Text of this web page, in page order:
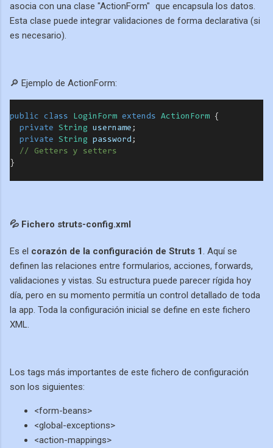
asocia con una clase "ActionForm" que encapsula los datos.
Esta clase puede integrar validaciones de forma declarativa (si
es necesario).
🔎 Ejemplo de ActionForm:
public class LoginForm extends ActionForm {
private
String username ;
private
String password ;
// Getters y setters
}
💦 Fichero struts-config.xml
Es el corazón de la configuración de Struts 1. Aquí se
definen las relaciones entre formularios, acciones, forwards,
validaciones y vistas. Su estructura puede parecer rígida hoy
día, pero en su momento permitía un control detallado de toda
la app. Toda la configuración inicial se define en este fichero
XML.
Los tags más importantes de este fichero de configuración
son los siguientes:
<form-beans>
<global-exceptions>
<action-mappings>